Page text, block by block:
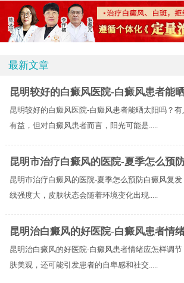
最新文章
昆明较好的白癜风医院-白癜风患者能
昆明较好的白癜风医院-白癜风患者能晒太阳吗？
有益，但对白癜风患者而言，阳光可能是.....
昆明市治疗白癜风的医院-夏季怎么预
昆明市治疗白癜风的医院-夏季怎么预防白癜风复
线强度大，皮肤状态会随着环境变化出现.....
昆明治白癜风的好医院-白癜风患者情
昆明治白癜风的好医院-白癜风患者情绪应怎样调
肤美观，还可能引发患者的自卑感和社交.....